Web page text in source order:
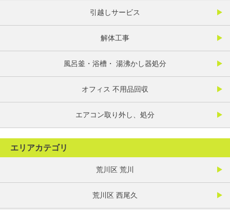
引越しサービス
解体工事
風呂釜・浴槽・ 湯沸かし器処分
オフィス 不用品回収
エアコン取り外し、処分
エリアカテゴリ
荒川区 荒川
荒川区 西尾久